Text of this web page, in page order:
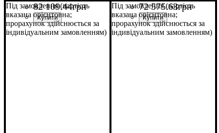
82 109.44грн 72 575.63грн
Під замовлення (вартість
вказана орієнтовна;
прорахунок здійснюється за
індивідуальним замовленням)
Під замовлення (вартість
вказана орієнтовна;
прорахунок здійснюється за
індивідуальним замовленням)